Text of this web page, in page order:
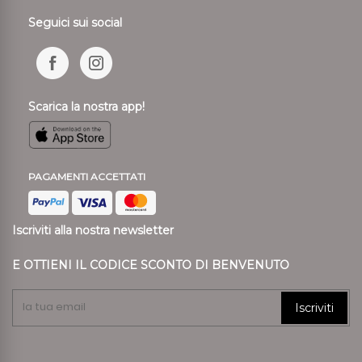
Seguici sui social
Scarica la nostra app!
PAGAMENTI ACCETTATI
Iscriviti alla nostra newsletter
E OTTIENI IL CODICE SCONTO DI BENVENUTO
Iscriviti